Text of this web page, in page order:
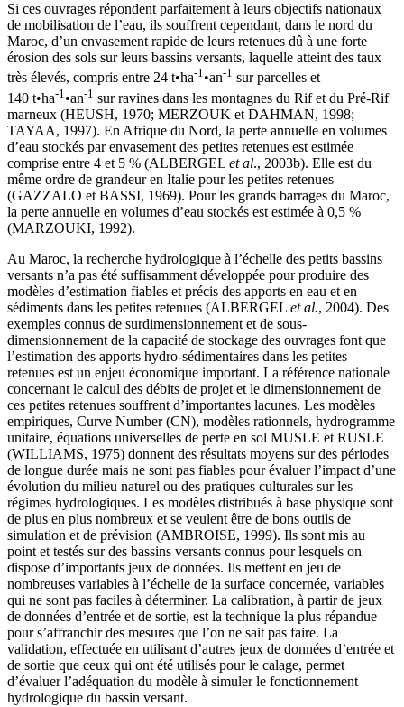
Si ces ouvrages répondent parfaitement à leurs objectifs nationaux
de mobilisation de l’eau, ils souffrent cependant, dans le nord du
Maroc, d’un envasement rapide de leurs retenues dû à une forte
érosion des sols sur leurs bassins versants, laquelle atteint des taux
très élevés, compris entre 24 t•ha‑1•an‑1 sur parcelles et
140 t•ha‑1 •an‑1 sur ravines dans les montagnes du Rif et du Pré-Rif
marneux (HEUSH, 1970; MERZOUK et DAHMAN, 1998;
TAYAA, 1997). En Afrique du Nord, la perte annuelle en volumes
d’eau stockés par envasement des petites retenues est estimée
comprise entre 4 et 5 % (ALBERGEL et al., 2003b). Elle est du
même ordre de grandeur en Italie pour les petites retenues
(GAZZALO et BASSI, 1969). Pour les grands barrages du Maroc,
la perte annuelle en volumes d’eau stockés est estimée à 0,5 %
(MARZOUKI, 1992).
Au Maroc, la recherche hydrologique à l’échelle des petits bassins
versants n’a pas été suffisamment développée pour produire des
modèles d’estimation fiables et précis des apports en eau et en
sédiments dans les petites retenues (ALBERGEL et al., 2004). Des
exemples connus de surdimensionnement et de sous-
dimensionnement de la capacité de stockage des ouvrages font que
l’estimation des apports hydro-sédimentaires dans les petites
retenues est un enjeu économique important. La référence nationale
concernant le calcul des débits de projet et le dimensionnement de
ces petites retenues souffrent d’importantes lacunes. Les modèles
empiriques, Curve Number (CN), modèles rationnels, hydrogramme
unitaire, équations universelles de perte en sol MUSLE et RUSLE
(WILLIAMS, 1975) donnent des résultats moyens sur des périodes
de longue durée mais ne sont pas fiables pour évaluer l’impact d’une
évolution du milieu naturel ou des pratiques culturales sur les
régimes hydrologiques. Les modèles distribués à base physique sont
de plus en plus nombreux et se veulent être de bons outils de
simulation et de prévision (AMBROISE, 1999). Ils sont mis au
point et testés sur des bassins versants connus pour lesquels on
dispose d’importants jeux de données. Ils mettent en jeu de
nombreuses variables à l’échelle de la surface concernée, variables
qui ne sont pas faciles à déterminer. La calibration, à partir de jeux
de données d’entrée et de sortie, est la technique la plus répandue
pour s’affranchir des mesures que l’on ne sait pas faire. La
validation, effectuée en utilisant d’autres jeux de données d’entrée et
de sortie que ceux qui ont été utilisés pour le calage, permet
d’évaluer l’adéquation du modèle à simuler le fonctionnement
hydrologique du bassin versant.